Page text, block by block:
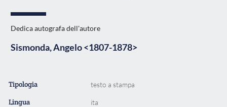
Dedica autografa dell'autore
Sismonda, Angelo <1807-1878>
Tipologia testo a stampa
Lingua ita